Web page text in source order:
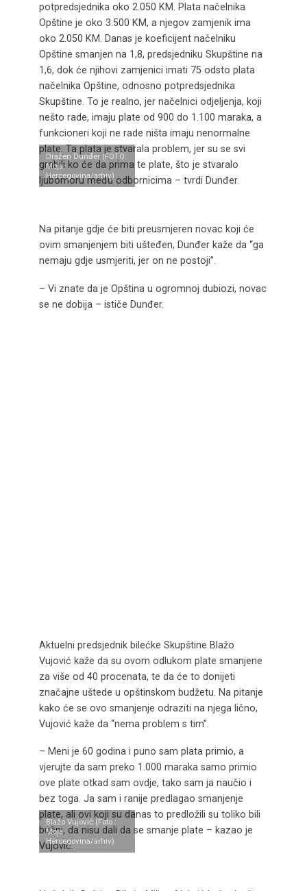
potpredsjednika oko 2.050 KM. Plata načelnika
Opštine je oko 3.500 KM, a njegov zamjenik ima
oko 2.050 KM. Danas je koeficijent načelniku
Opštine smanjen na 1,8, predsjedniku Skupštine na
1,6, dok će njihovi zamjenici imati 75 odsto plata
načelnika Opštine, odnosno potpredsjednika
Skupštine. To je realno, jer načelnici odjeljenja, koji
nešto rade, imaju plate od 900 do 1.100 maraka, a
funkcioneri koji ne rade ništa imaju nenormalne
plate. Ta plata je stvarala problem, jer su se svi
grabili ko će da prima te plate, što je stvaralo
ljubomoru među odbornicima – tvrdi Dunđer.
Dražen Dunđer (FOTO:
Moja
Hercegovina/arhiv)
Na pitanje gdje će biti preusmjeren novac koji će
ovim smanjenjem biti ušteđen, Dunđer kaže da “ga
nemaju gdje usmjeriti, jer on ne postoji”.
– Vi znate da je Opština u ogromnoj dubiozi, novac
se ne dobija – ističe Dunđer.
Aktuelni predsjednik bilećke Skupštine Blažo
Vujović kaže da su ovom odlukom plate smanjene
za više od 40 procenata, te da će to donijeti
značajne uštede u opštinskom budžetu. Na pitanje
kako će se ovo smanjenje odraziti na njega lično,
Vujović kaže da “nema problem s tim”.
– Meni je 60 godina i puno sam plata primio, a
vjerujte da sam preko 1.000 maraka samo primio
ove plate otkad sam ovdje, tako sam ja naučio i
bez toga. Ja sam i ranije predlagao smanjenje
plate, ali ovi koji su danas to predložili su toliko bili
bučni, da nisu dali da se smanje plate – kazao je
Vujović.
Blažo Vujović (Foto :
Moja
Hercegovina/arhiv)